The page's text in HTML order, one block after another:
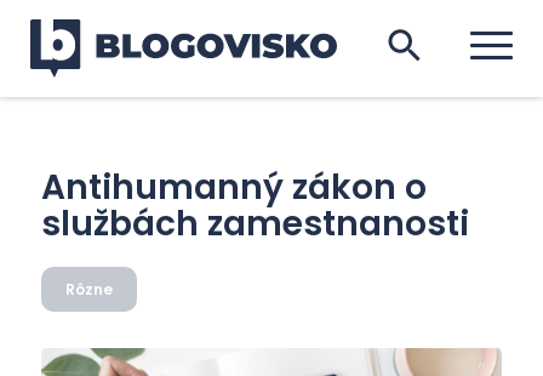
Antihumanný zákon o
službách zamestnanosti
Rôzne